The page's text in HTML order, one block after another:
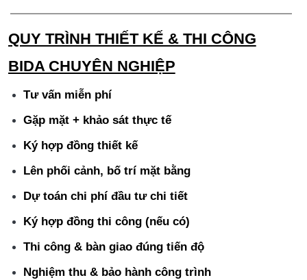
QUY TRÌNH THIẾT KẾ & THI CÔNG
BIDA CHUYÊN NGHIỆP
Tư vấn miễn phí
Gặp mặt + khảo sát thực tế
Ký hợp đồng thiết kế
Lên phối cảnh, bố trí mặt bằng
Dự toán chi phí đầu tư chi tiết
Ký hợp đồng thi công (nếu có)
Thi công & bàn giao đúng tiến độ
Nghiệm thu & bảo hành công trình